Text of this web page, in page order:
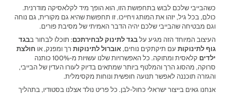
כשהבייבי שלכם לבוש בתחפושת הזו, הוא הופך מיד לקלאסיקה מודרנית.
כולם, בכל גיל, יזהו את המותג ויחייכו. זו תחפושת שהיא גם מקורית, גם נוחה
וגם מבטיחה שהבייבי שלכם יהיה הדבר האמיתי של מסיבת פורים.
העיצוב המיוחד הזה מגיע על בגד לתינוק לבחירתכם: תוכלו לבחור בבגד
גוף לתינוקות עם תיקתקים נוחים, אוברול לתינוקות רך ומפנק, או חולצת
ילדים
קלאסית ומתוקה. כל האפשרויות שלנו עשויות מ-100% כותנה
סרוקה, מהסוג הרך והמלטף ביותר שמתאים בדיוק לעורו העדין של הבייבי,
והגזרה תוכננה לאפשר תנועה חופשית ונוחות מקסימלית.
אנחנו גאים בייצור ישראלי כחול-לבן. כל פריט נולד אצלנו בסטודיו, בתהליך